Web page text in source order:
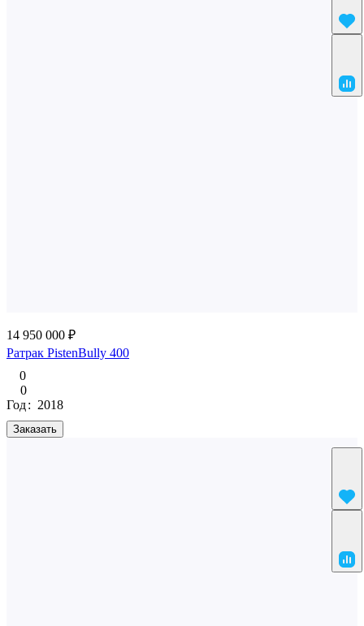
14 950 000 ₽
Ратрак PistenBully 400
0
0
Заказать
Год: 2018